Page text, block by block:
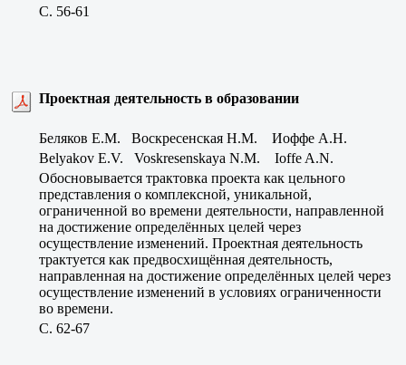
C. 56-61
Проектная деятельность в образовании
Беляков Е.М. Воскресенская Н.М. Иоффе А.Н.
Belyakov E.V. Voskresenskaya N.M. Ioffe A.N.
Обосновывается трактовка проекта как цельного
представления о комплексной, уникальной,
ограниченной во времени деятельности, направленной
на достижение определённых целей через
осуществление изменений. Проектная деятельность
трактуется как предвосхищённая деятельность,
направленная на достижение определённых целей через
осуществление изменений в условиях ограниченности
во времени.
C. 62-67